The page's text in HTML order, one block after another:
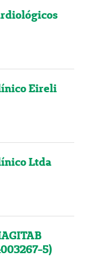
Eireli
Ltda
5)